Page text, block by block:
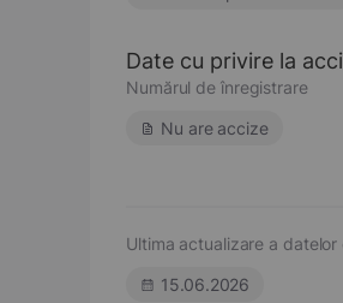
Date cu privire la
Numărul de înregistrare
Nu are accize
Ultima actualizare a datelor
15.06.2026